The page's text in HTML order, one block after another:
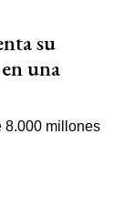
su
una